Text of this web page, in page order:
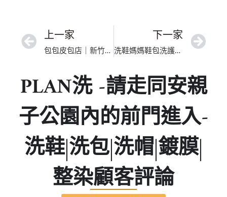
上一家
包包皮包店｜新竹市提把手汗漬分解｜高奢包精緻手工洗護
下一家
洗鞋媽媽鞋包洗護維修-八德店｜桃園市漆皮除霧防黏保養｜透明價格公開化杜絕黑箱
PLAN洗 -請走同安親
子公園內的前門進入-
洗鞋|洗包|洗帽|鍍膜|
整染顧客評論